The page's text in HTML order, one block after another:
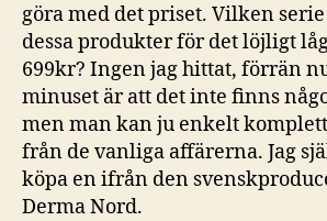
göra med det priset. Vilken
dessa produkter för det löjligt
699kr? Ingen jag hittat, förrän
minuset är att det inte finns
men man kan ju enkelt
från de vanliga affärerna. Jag
köpa en ifrån den
Derma Nord.